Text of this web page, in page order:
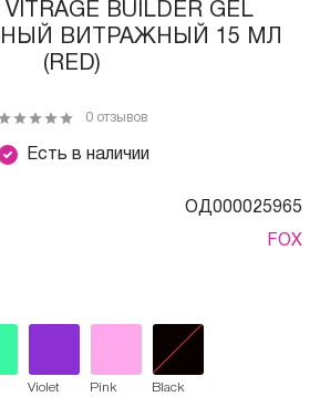
VITRAGE BUILDER GEL
ВИТРАЖНЫЙ 15 МЛ
(RED)
Есть в наличии
0 отзывов
ОД000025965
FOX
Violet Pink Black